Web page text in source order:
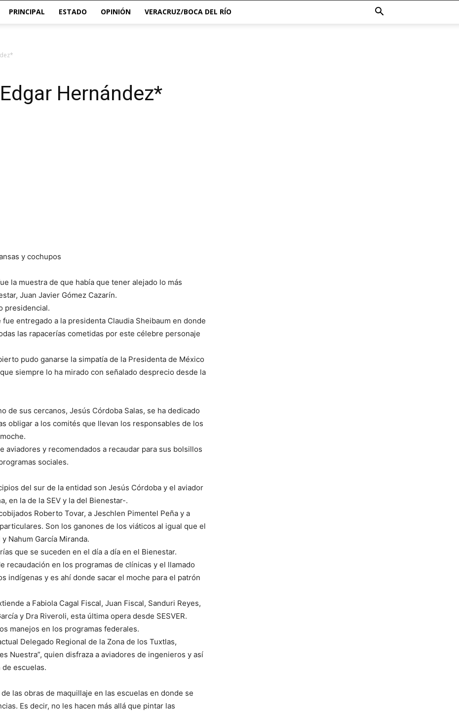
PRINCIPAL ESTADO OPINIÓN VERACRUZ/BOCA DEL RÍO
Hernández*
y cochupos
la muestra de que había que tener alejado lo más
Juan Javier Gómez Cazarín.
presidencial.
entregado a la presidenta Claudia Sheibaum en donde
las rapacerías cometidas por este célebre personaje
pudo ganarse la simpatía de la Presidenta de México
siempre lo ha mirado con señalado desprecio desde la
de sus cercanos, Jesús Córdoba Salas, se ha dedicado
obligar a los comités que llevan los responsables de los
aviadores y recomendados a recaudar para sus bolsillos
sociales.
del sur de la entidad son Jesús Córdoba y el aviador
en la de la SEV y la del Bienestar-.
Roberto Tovar, a Jeschlen Pimentel Peña y a
Son los ganones de los viáticos al igual que el
Nahum García Miranda.
que se suceden en el día a día en el Bienestar.
recaudación en los programas de clínicas y el llamado
indígenas y es ahí donde sacar el moche para el patrón
a Fabiola Cagal Fiscal, Juan Fiscal, Sanduri Reyes,
y Dra Riveroli, esta última opera desde SESVER.
manejos en los programas federales.
Delegado Regional de la Zona de los Tuxtlas,
Nuestra”, quien disfraza a aviadores de ingenieros y así
escuelas.
las obras de maquillaje en las escuelas en donde se
Es decir, no les hacen más allá que pintar las